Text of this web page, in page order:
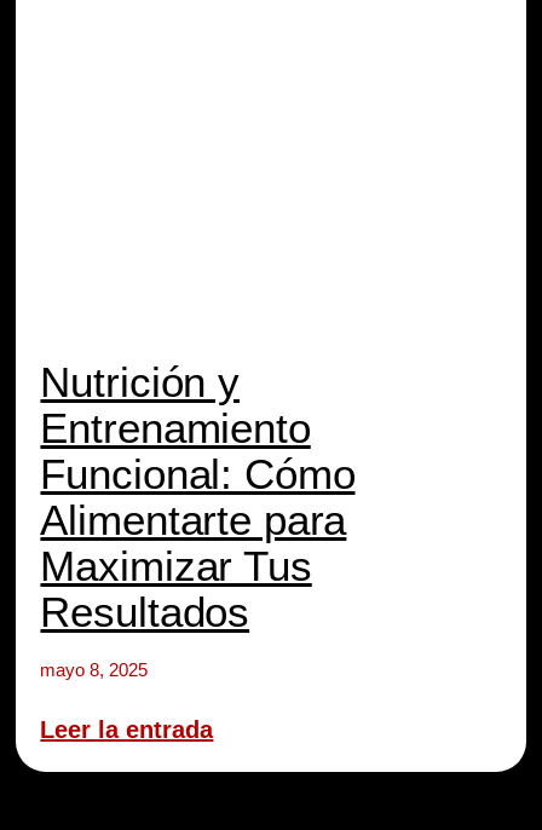
Nutrición y
Entrenamiento
Funcional: Cómo
Alimentarte para
Maximizar Tus
Resultados
mayo 8, 2025
Leer la entrada